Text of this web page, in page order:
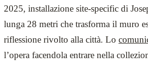
2025, installazione site-specific di
lunga 28 metri che trasforma il muro
riflessione rivolto alla città. Lo
l’opera facendola entrare nella